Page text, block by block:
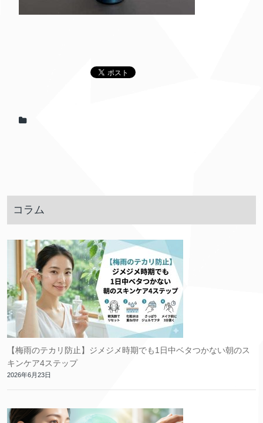
コラム
【梅雨のテカリ防止】ジメジメ時期でも1日中ベタつかない朝のス
キンケア4ステップ
2026年6月23日